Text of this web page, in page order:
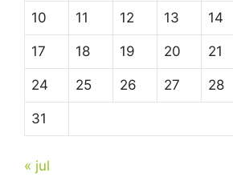
10 11 12 13 14
17 18 19 20 21
24 25 26 27 28
31
« jul